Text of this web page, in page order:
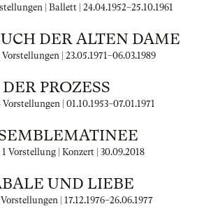
| Ballett | 24.04.1952–25.10.1961
DER ALTEN DAME
| 23.05.1971–06.03.1989
DER PROZESS
| 01.10.1953–07.01.1971
Vorstellung | Konzert | 30.09.2018
UND LIEBE
| 17.12.1976–26.06.1977